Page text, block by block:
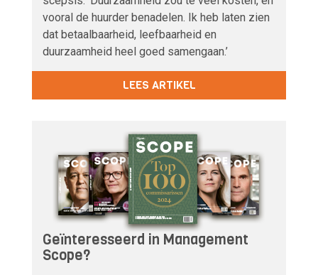
vooral de huurder benadelen. Ik heb laten zien
dat betaalbaarheid, leefbaarheid en
duurzaamheid heel goed samengaan.’
LEES ARTIKEL
Geïnteresseerd in Management
Scope?